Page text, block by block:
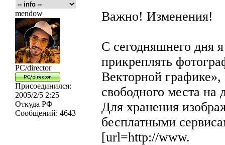
mendow
PC/director
Присоединился:
2005/2/5 2:25
Откуда РФ
Сообщений: 4643
Важно! Изменения!
С сегодняшнего дня
прикреплять
Векторной графике»,
свободного места на
Для хранения
бесплатными
[url=http://www.